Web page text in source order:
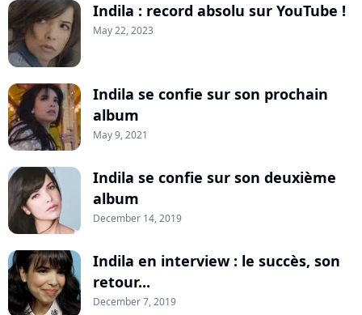
Indila : record absolu sur YouTube !
May 22, 2023
Indila se confie sur son prochain
album
May 9, 2021
Indila se confie sur son deuxième
album
December 14, 2019
Indila en interview : le succès, son
retour...
December 7, 2019